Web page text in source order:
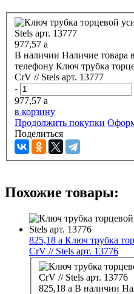
977,57 a
В наличии Наличие товара
телефону Ключ трубка
CrV // Stels арт. 13777
-
977,57 a
в корзину
Продолжить покупки
Поделиться
Похожие товары:
825,18 a Ключ трубка
CrV // Stels арт. 13776
825,18 a В наличии